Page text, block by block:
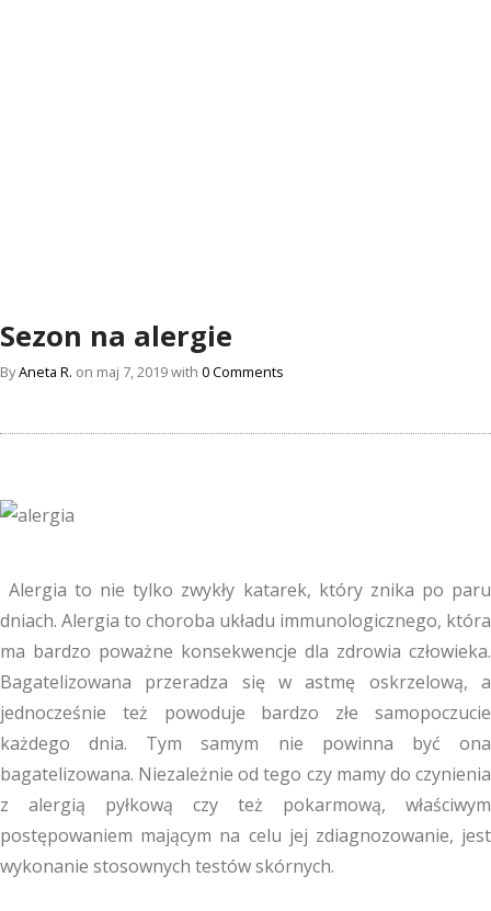
Sezon na alergie
ByAneta R. on maj 7, 2019 with 0 Comments
Alergia to nie tylko zwykły katarek, który znika po paru
dniach. Alergia to choroba układu immunologicznego, która
ma bardzo poważne konsekwencje dla zdrowia człowieka.
Bagatelizowana przeradza się w astmę oskrzelową, a
jednocześnie też powoduje bardzo złe samopoczucie
każdego dnia. Tym samym nie powinna być ona
bagatelizowana. Niezależnie od tego czy mamy do czynienia
z alergią pyłkową czy też pokarmową, właściwym
postępowaniem mającym na celu jej zdiagnozowanie, jest
wykonanie stosownych testów skórnych.